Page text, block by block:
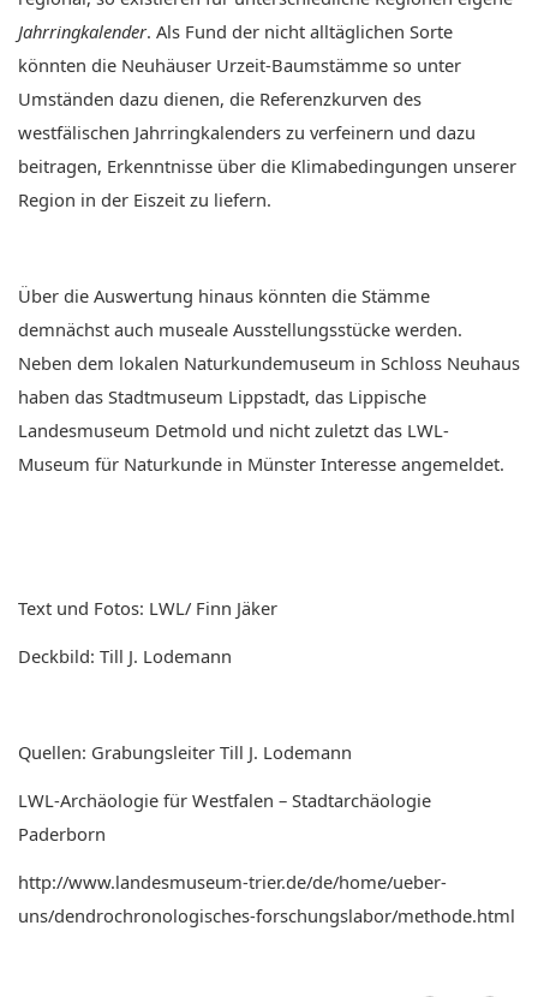
Jahrringkalender. Als Fund der nicht alltäglichen Sorte
könnten die Neuhäuser Urzeit-Baumstämme so unter
Umständen dazu dienen, die Referenzkurven des
westfälischen Jahrringkalenders zu verfeinern und dazu
beitragen, Erkenntnisse über die Klimabedingungen unserer
Region in der Eiszeit zu liefern.
Über die Auswertung hinaus könnten die Stämme
demnächst auch museale Ausstellungsstücke werden.
Neben dem lokalen Naturkundemuseum in Schloss Neuhaus
haben das Stadtmuseum Lippstadt, das Lippische
Landesmuseum Detmold und nicht zuletzt das LWL-
Museum für Naturkunde in Münster Interesse angemeldet.
Text und Fotos: LWL/ Finn Jäker
Deckbild: Till J. Lodemann
Quellen: Grabungsleiter Till J. Lodemann
LWL-Archäologie für Westfalen – Stadtarchäologie
Paderborn
http://www.landesmuseum-trier.de/de/home/ueber-
uns/dendrochronologisches-forschungslabor/methode.html